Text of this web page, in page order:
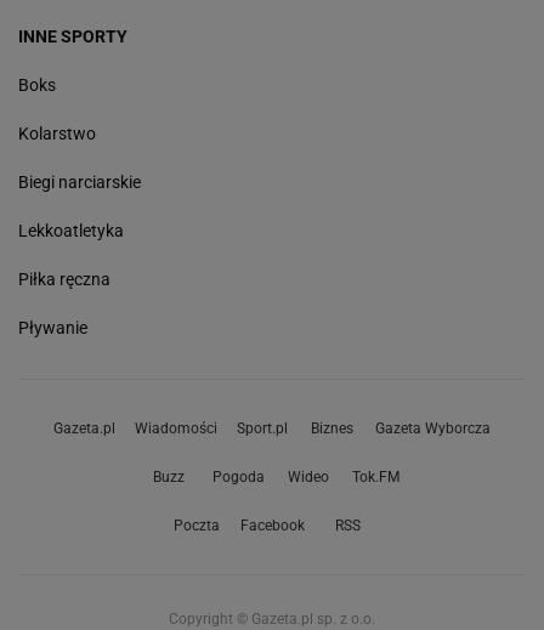
INNE SPORTY
Boks
Kolarstwo
Biegi narciarskie
Lekkoatletyka
Piłka ręczna
Pływanie
Gazeta.pl Wiadomości Sport.pl Biznes Gazeta Wyborcza
Buzz Pogoda Wideo Tok.FM
Poczta Facebook RSS
Copyright © Gazeta.pl sp. z o.o.